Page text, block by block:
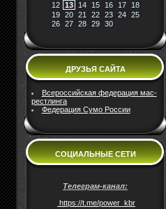
12
13 14 15 16 17
18
19
20 21 22 23 24
25
26
27 28 29 30
ДРУЗЬЯ САЙТА
Всероссийская федерация мас-
рестлинга
Федерация Сумо России
СОЦИАЛЬНЫЕ СЕТИ
Телеграм-канал:
https://t.me/power_kbr